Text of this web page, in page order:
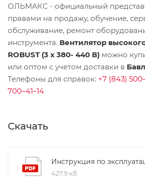
ОЛЬМАКС - официальный
правами на продажу, обучение,
обслуживание, ремонт
инструмента. Вентилятор
ROBUST (3 х 380- 440 В) можно
или оптом с учетом доставки в
Телефоны для справок: +7 (843)
700–41–14
Скачать
Инструкция по
427,9 кб